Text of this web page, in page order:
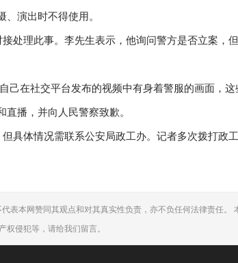
演出时不得使用。
处理此事。李先生表示，他询问警方是否立案，
己在社交平台发布的视频中有身着警服的画面，
播，并向人民警察致歉。
具体情况需联系公安局政工办。记者多次拨打政
表本网赞同其观点和对其真实性负责，亦不负任何法律责任。
侵犯等，请给我们留言。